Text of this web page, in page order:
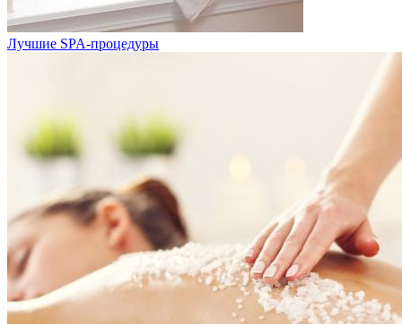
Лучшие SPA-процедуры